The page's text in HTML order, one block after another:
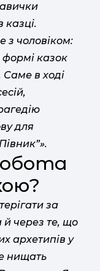
казці.
з чоловіком:
казок
Саме в ході
для
за
через те, що
архетипів у
нищать